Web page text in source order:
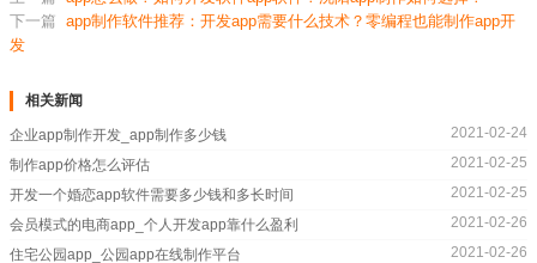
下一篇 app制作软件推荐：开发app需要什么技术？零编程也能制作app开
发
相关新闻
企业app制作开发_app制作多少钱
2021-02-24
制作app价格怎么评估
2021-02-25
开发一个婚恋app软件需要多少钱和多长时间
2021-02-25
会员模式的电商app_个人开发app靠什么盈利
2021-02-26
住宅公园app_公园app在线制作平台
2021-02-26